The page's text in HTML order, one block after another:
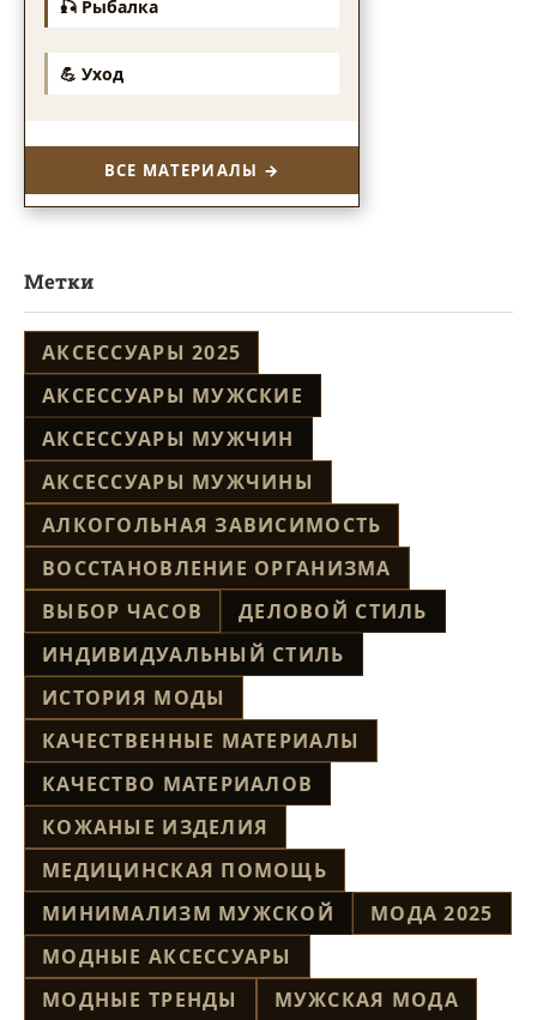
🎣 Рыбалка
💪 Уход
ВСЕ МАТЕРИАЛЫ →
Метки
АКСЕССУАРЫ 2025
АКСЕССУАРЫ МУЖСКИЕ
АКСЕССУАРЫ МУЖЧИН
АКСЕССУАРЫ МУЖЧИНЫ
АЛКОГОЛЬНАЯ ЗАВИСИМОСТЬ
ВОССТАНОВЛЕНИЕ ОРГАНИЗМА
ВЫБОР ЧАСОВ
ДЕЛОВОЙ СТИЛЬ
ИНДИВИДУАЛЬНЫЙ СТИЛЬ
ИСТОРИЯ МОДЫ
КАЧЕСТВЕННЫЕ МАТЕРИАЛЫ
КАЧЕСТВО МАТЕРИАЛОВ
КОЖАНЫЕ ИЗДЕЛИЯ
МЕДИЦИНСКАЯ ПОМОЩЬ
МИНИМАЛИЗМ МУЖСКОЙ
МОДА 2025
МОДНЫЕ АКСЕССУАРЫ
МОДНЫЕ ТРЕНДЫ
МУЖСКАЯ МОДА